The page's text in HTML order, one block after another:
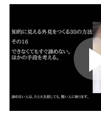
い
い
プ
ポ
ポ
人
気楽